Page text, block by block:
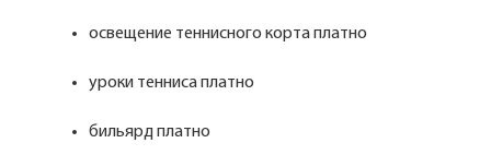
освещение теннисного корта платно
уроки тенниса платно
бильярд платно